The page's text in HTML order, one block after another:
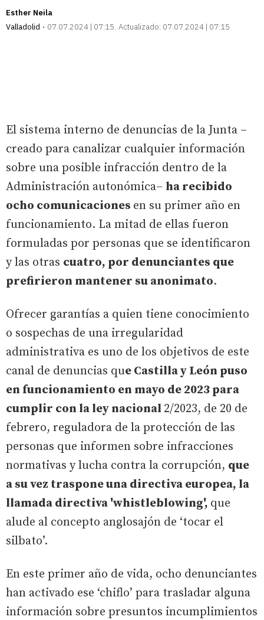
Esther Neila
Valladolid
07.07.2024 | 07:15 Actualizado: 07.07.2024 | 07:15
El sistema interno de denuncias de la Junta –
creado para canalizar cualquier información
sobre una posible infracción dentro de la
Administración autonómica– ha recibido
ocho comunicaciones en su primer año en
funcionamiento. La mitad de ellas fueron
formuladas por personas que se identificaron
y las otras cuatro, por denunciantes que
prefirieron mantener su anonimato.
Ofrecer garantías a quien tiene conocimiento
o sospechas de una irregularidad
administrativa es uno de los objetivos de este
canal de denuncias que Castilla y León puso
en funcionamiento en mayo de 2023 para
cumplir con la ley nacional 2/2023, de 20 de
febrero, reguladora de la protección de las
personas que informen sobre infracciones
normativas y lucha contra la corrupción, que
a su vez traspone una directiva europea, la
llamada directiva 'whistleblowing', que
alude al concepto anglosajón de ‘tocar el
silbato’.
En este primer año de vida, ocho denunciantes
han activado ese ‘chiflo’ para trasladar alguna
información sobre presuntos incumplimientos